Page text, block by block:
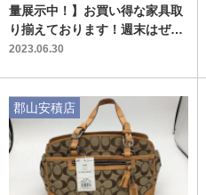
量展示中！】お買い得な家具取
り揃えております！週末はぜひ
トレファク吉川店へ！
2023.06.30
郡山安積店